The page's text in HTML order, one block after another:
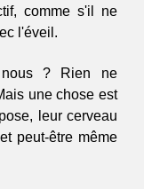
comme s'il ne
l'éveil.
nous ? Rien ne
une chose est
leur cerveau
peut-être même